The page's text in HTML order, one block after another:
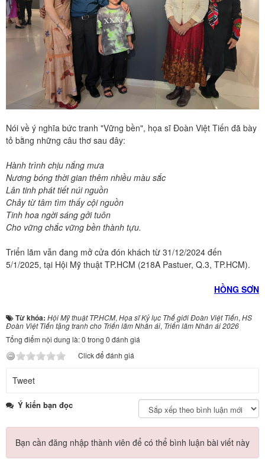
Nói về ý nghĩa bức tranh "Vững bền", họa sĩ Đoàn Việt Tiến đã bày
tỏ bằng những câu thơ sau đây:
Hành trình chịu nắng mưa
Nương bóng thời gian thêm nhiều màu sắc
Lân tinh phát tiết núi nguồn
Chảy từ tâm tìm thấy cội nguồn
Tinh hoa ngời sáng gởi tuôn
Cho vững chắc vững bền thành tựu.
Triển lãm vẫn đang mở cửa đón khách từ 31/12/2024 đến
5/1/2025, tại Hội Mỹ thuật TP.HCM (218A Pastuer, Q.3, TP.HCM).
HỒNG SƠN
Từ khóa: Hội Mỹ thuật TP.HCM, Họa sĩ Kỷ lục Thế giới Đoàn Việt Tiến, HS
Đoàn Việt Tiến tặng tranh cho Triển lãm Nhân ái, Triển lãm Nhân ái 2026
Tổng điểm nội dung là: 0 trong 0 đánh giá
Click để đánh giá
Tweet
Ý kiến bạn đọc
Bạn cần đăng nhập thành viên để có thể bình luận bài viết này